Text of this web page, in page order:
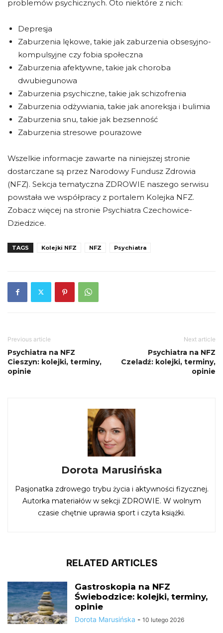
problemów psychicznych. Oto niektóre z nich:
Depresja
Zaburzenia lękowe, takie jak zaburzenia obsesyjno-
kompulsyjne czy fobia społeczna
Zaburzenia afektywne, takie jak choroba
dwubiegunowa
Zaburzenia psychiczne, takie jak schizofrenia
Zaburzenia odżywiania, takie jak anoreksja i bulimia
Zaburzenia snu, takie jak bezsenność
Zaburzenia stresowe pourazowe
Wszelkie informacje zawarte na niniejszej stronie
dostarczane są przez Narodowy Fundusz Zdrowia
(NFZ). Sekcja tematyczna ZDROWIE naszego serwisu
powstała we współpracy z portalem Kolejka NFZ.
Zobacz więcej na stronie Psychiatra Czechowice-
Dziedzice.
TAGS Kolejki NFZ NFZ Psychiatra
Previous article
Psychiatra na NFZ
Cieszyn: kolejki, terminy,
opinie
Next article
Psychiatra na NFZ
Czeladź: kolejki, terminy,
opinie
Dorota Marusińska
Pasjonatka zdrowego trybu życia i aktywności fizycznej.
Autorka materiałów w sekcji ZDROWIE. W wolnym
czasie chętnie uprawia sport i czyta książki.
RELATED ARTICLES
Gastroskopia na NFZ
Świebodzice: kolejki, terminy,
opinie
Dorota Marusińska - 10 lutego 2026